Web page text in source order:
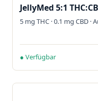
JellyMed 5:1
5 mg THC · 0.1 mg CBD
● Verfügbar